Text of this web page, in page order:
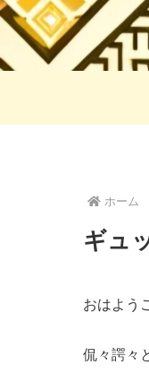
ホーム
ギュ
おはよう
侃々諤々